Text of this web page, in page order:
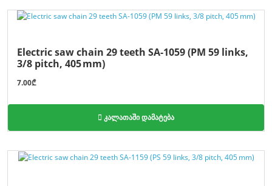
Electric saw chain 29 teeth SA-1059 (PM 59 links,
3/8 pitch, 405 mm)
7.00₾
კალათაში დამატება